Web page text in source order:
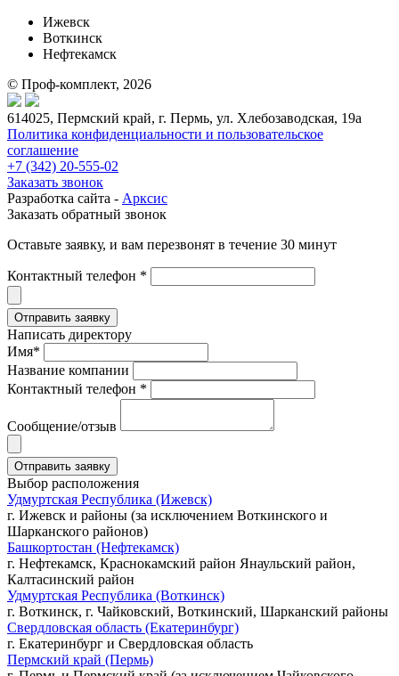
Ижевск
Воткинск
Нефтекамск
© Проф-комплект, 2026
614025, Пермский край, г. Пермь, ул. Хлебозаводская, 19а
Политика конфиденциальности и пользовательское
соглашение
+7 (342) 20-555-02
Заказать звонок
Разработка сайта - Арксис
Заказать обратный звонок
Оставьте заявку, и вам перезвонят в течение 30 минут
Контактный телефон *
Написать директору
Имя*
Название компании
Контактный телефон *
Сообщение/отзыв
Выбор расположения
Удмуртская Республика (Ижевск)
г. Ижевск и районы (за исключением Воткинского и
Шарканского районов)
Башкортостан (Нефтекамск)
г. Нефтекамск, Краснокамский район Янаульский район,
Калтасинский район
Удмуртская Республика (Воткинск)
г. Воткинск, г. Чайковский, Воткинский, Шарканский районы
Свердловская область (Екатеринбург)
г. Екатеринбург и Свердловская область
Пермский край (Пермь)